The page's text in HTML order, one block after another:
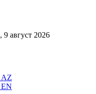
9 август 2026